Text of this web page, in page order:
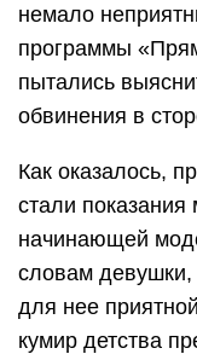
немало
программы
пытались
обвинения в
Как оказалось,
стали показания
начинающей
словам
для нее
кумир детства